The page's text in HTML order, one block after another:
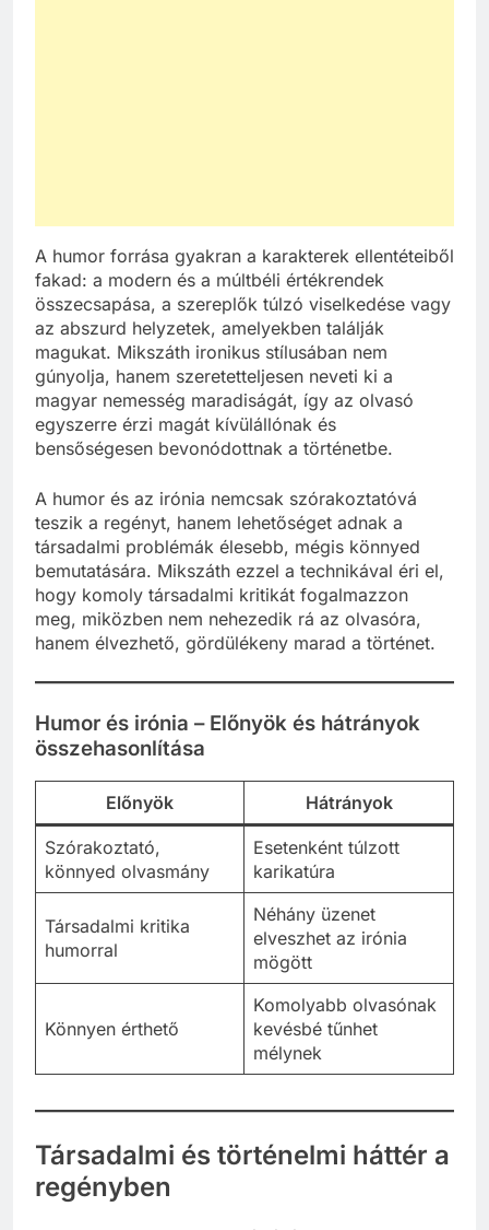
A humor forrása gyakran a karakterek ellentéteiből
fakad: a modern és a múltbéli értékrendek
összecsapása, a szereplők túlzó viselkedése vagy
az abszurd helyzetek, amelyekben találják
magukat. Mikszáth ironikus stílusában nem
gúnyolja, hanem szeretetteljesen neveti ki a
magyar nemesség maradiságát, így az olvasó
egyszerre érzi magát kívülállónak és
bensőségesen bevonódottnak a történetbe.
A humor és az irónia nemcsak szórakoztatóvá
teszik a regényt, hanem lehetőséget adnak a
társadalmi problémák élesebb, mégis könnyed
bemutatására. Mikszáth ezzel a technikával éri el,
hogy komoly társadalmi kritikát fogalmazzon
meg, miközben nem nehezedik rá az olvasóra,
hanem élvezhető, gördülékeny marad a történet.
Humor és irónia – Előnyök és hátrányok
összehasonlítása
Előnyök Hátrányok
Szórakoztató,
könnyed olvasmány
Esetenként túlzott
karikatúra
Társadalmi kritika
humorral
Néhány üzenet
elveszhet az irónia
mögött
Könnyen érthető
Komolyabb olvasónak
kevésbé tűnhet
mélynek
Társadalmi és történelmi háttér a
regényben